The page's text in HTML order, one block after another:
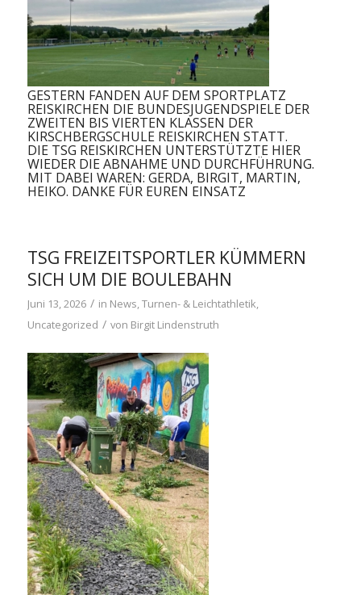
GESTERN FANDEN AUF DEM SPORTPLATZ
REISKIRCHEN DIE BUNDESJUGENDSPIELE DER
ZWEITEN BIS VIERTEN KLASSEN DER
KIRSCHBERGSCHULE REISKIRCHEN STATT.
DIE TSG REISKIRCHEN UNTERSTÜTZTE HIER
WIEDER DIE ABNAHME UND DURCHFÜHRUNG.
MIT DABEI WAREN: GERDA, BIRGIT, MARTIN,
HEIKO. DANKE FÜR EUREN EINSATZ
TSG FREIZEITSPORTLER KÜMMERN
SICH UM DIE BOULEBAHN
Juni 13, 2026 / in News,Turnen- & Leichtathletik,
Uncategorized / von Birgit Lindenstruth